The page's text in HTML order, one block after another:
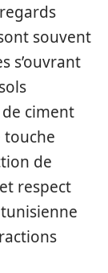
souvent
s’ouvrant
ciment
touche
de
respect